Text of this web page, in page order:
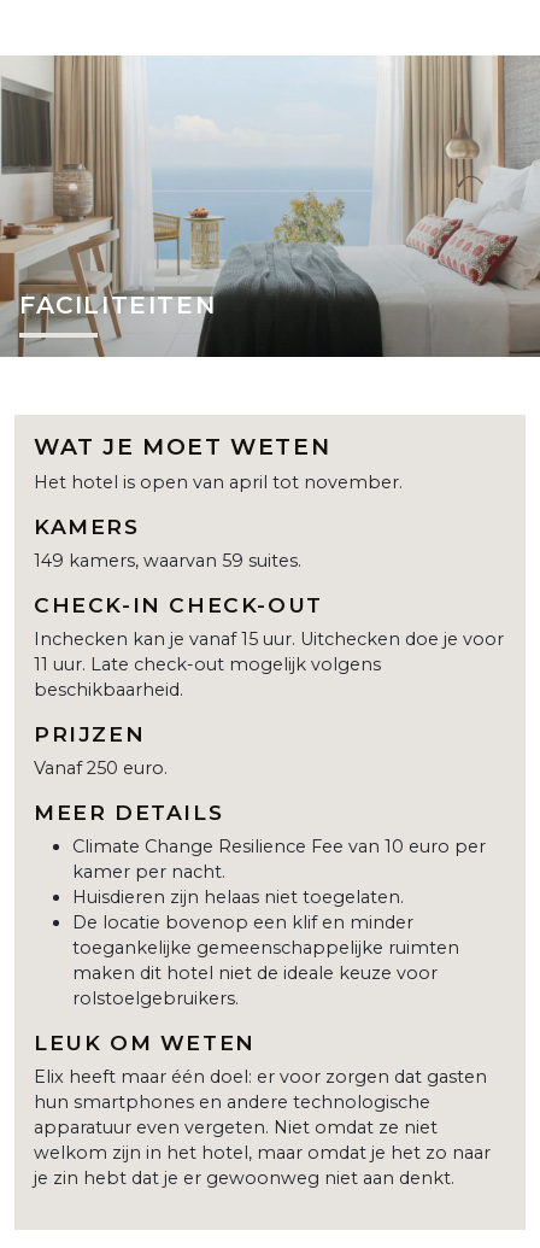
FACILITEITEN
WAT JE MOET WETEN
Het hotel is open van april tot november.
KAMERS
149 kamers, waarvan 59 suites.
CHECK-IN CHECK-OUT
Inchecken kan je vanaf 15 uur. Uitchecken doe je voor
11 uur. Late check-out mogelijk volgens
beschikbaarheid.
PRIJZEN
Vanaf 250 euro.
MEER DETAILS
Climate Change Resilience Fee van 10 euro per
kamer per nacht.
Huisdieren zijn helaas niet toegelaten.
De locatie bovenop een klif en minder
toegankelijke gemeenschappelijke ruimten
maken dit hotel niet de ideale keuze voor
rolstoelgebruikers.
LEUK OM WETEN
Elix heeft maar één doel: er voor zorgen dat gasten
hun smartphones en andere technologische
apparatuur even vergeten. Niet omdat ze niet
welkom zijn in het hotel, maar omdat je het zo naar
je zin hebt dat je er gewoonweg niet aan denkt.